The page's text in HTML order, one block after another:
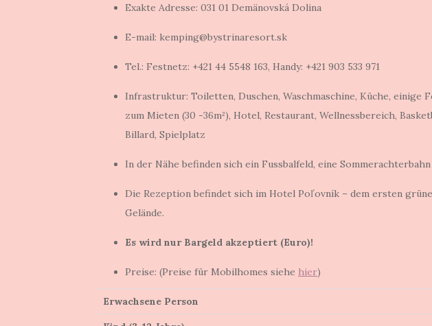
Exakte Adresse: 031 01 Demänovská Dolina
E-mail: kemping@bystrinaresort.sk
Tel.: Festnetz: +421 44 5548 163, Handy: +421 903 533 971
Infrastruktur: Toiletten, Duschen, Waschmaschine, Küche, einige
zum Mieten (30 -36m²), Hotel, Restaurant, Wellnessbereich,
Billard, Spielplatz
In der Nähe befinden sich ein Fussbalfeld, eine
Die Rezeption befindet sich im Hotel Poľovník – dem ersten
Gelände.
Es wird nur Bargeld akzeptiert (Euro)!
Preise: (Preise für Mobilhomes siehe hier)
Erwachsene Person